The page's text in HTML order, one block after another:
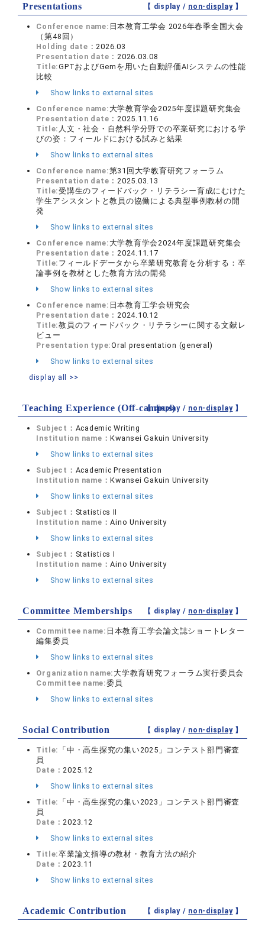
Presentations 【 display / non-display】
Conference name: 日本教育工学会 2026年春季全国大会
（第48回）
Holding date： 2026.03
Presentation date： 2026.03.08
Title:GPTおよびGemを用いた自動評価AIシステムの性能
比較
Show links to external sites
Conference name: 大学教育学会2025年度課題研究集会
Presentation date： 2025.11.16
Title: 人文・社会・自然科学分野での卒業研究における学
びの姿：フィールドにおける試みと結果
Show links to external sites
Conference name:第31回大学教育研究フォーラム
Presentation date： 2025.03.13
Title:受講生のフィードバック・リテラシー育成にむけた
学生アシスタントと教員の協働による典型事例教材の開
発
Show links to external sites
Conference name: 大学教育学会2024年度課題研究集会
Presentation date： 2024.11.17
Title: フィールドデータから卒業研究教育を分析する：卒
論事例を教材とした教育方法の開発
Show links to external sites
Conference name: 日本教育工学会研究会
Presentation date： 2024.10.12
Title:教員のフィードバック・リテラシーに関する文献レ
ビュー
Presentation type:Oral presentation (general)
Show links to external sites
display all >>
Teaching Experience (Off-campus)
【 display / non-display】
Subject： Academic Writing
Institution name：Kwansei Gakuin University
Show links to external sites
Subject： Academic Presentation
Institution name：Kwansei Gakuin University
Show links to external sites
Subject： Statistics Ⅱ
Institution name：Aino University
Show links to external sites
Subject： Statistics Ⅰ
Institution name：Aino University
Show links to external sites
Committee Memberships 【 display / non-display】
Committee name: 日本教育工学会論文誌ショートレター
編集委員
Show links to external sites
Organization name: 大学教育研究フォーラム実行委員会
Committee name:委員
Show links to external sites
Social Contribution 【 display / non-display】
Title: 「中・高生探究の集い2025」コンテスト部門審査
員
Date： 2025.12
Show links to external sites
Title: 「中・高生探究の集い2023」コンテスト部門審査
員
Date： 2023.12
Show links to external sites
Title:卒業論文指導の教材・教育方法の紹介
Date： 2023.11
Show links to external sites
Academic Contribution 【 display / non-display】